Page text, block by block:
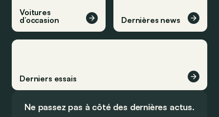
Voitures
d’occasion
Dernières news
Derniers essais
Ne passez pas à côté des dernières actus.